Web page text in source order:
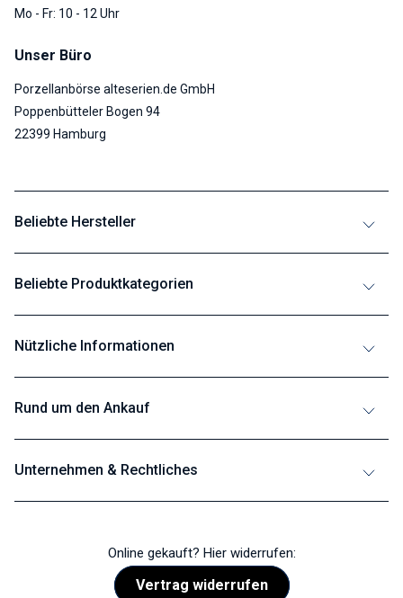
Mo - Fr: 10 - 12 Uhr
Unser Büro
Porzellanbörse alteserien.de GmbH
Poppenbütteler Bogen 94
22399 Hamburg
Beliebte Hersteller
Beliebte Produktkategorien
Nützliche Informationen
Rund um den Ankauf
Unternehmen & Rechtliches
Online gekauft? Hier widerrufen:
Vertrag widerrufen